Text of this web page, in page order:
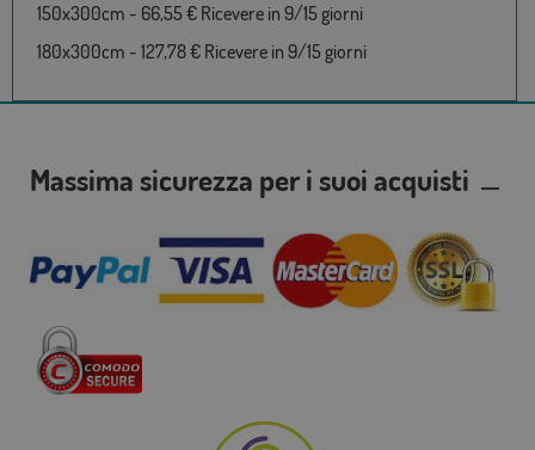
150x300cm - 66,55 € Ricevere in 9/15 giorni
180x300cm - 127,78 € Ricevere in 9/15 giorni
Massima sicurezza per i suoi acquisti